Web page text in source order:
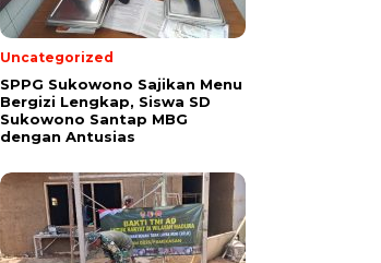
Uncategorized
SPPG Sukowono Sajikan Menu
Bergizi Lengkap, Siswa SD
Sukowono Santap MBG
dengan Antusias